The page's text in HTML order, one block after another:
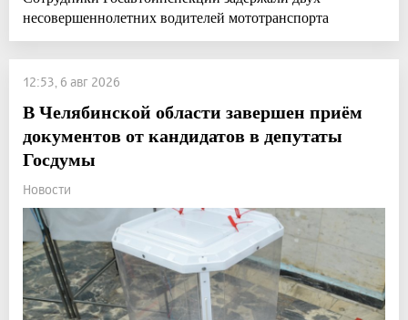
несовершеннолетних водителей мототранспорта
12:53, 6 авг 2026
В Челябинской области завершен приём
документов от кандидатов в депутаты
Госдумы
Новости